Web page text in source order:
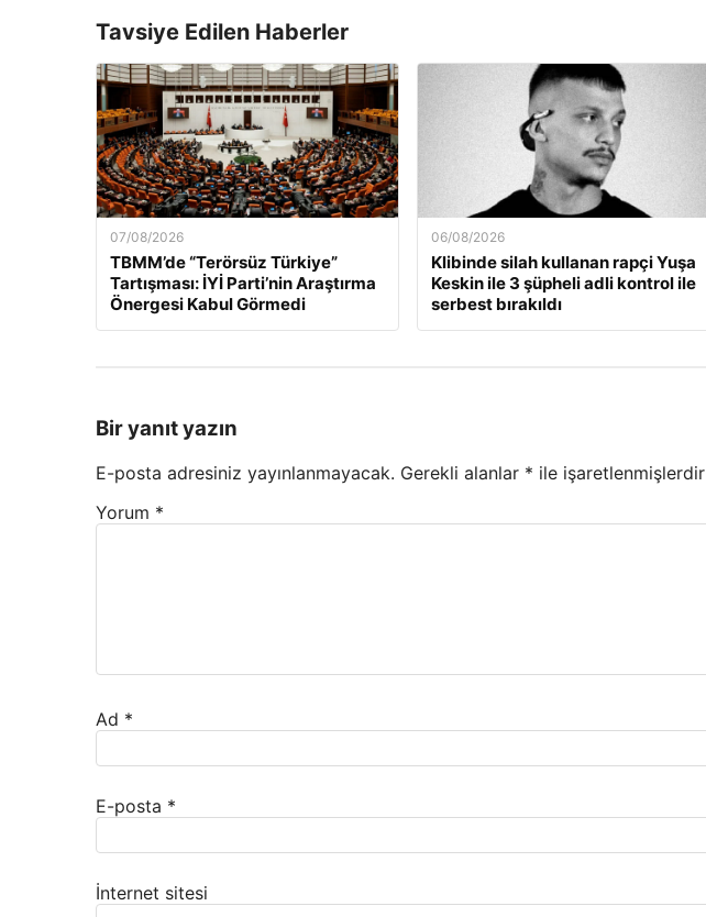
Tavsiye Edilen Haberler
07/08/2026
TBMM’de “Terörsüz Türkiye”
Tartışması: İYİ Parti’nin Araştırma
Önergesi Kabul Görmedi
06/08/2026
Klibinde silah kullanan rapçi Yuşa
Keskin ile 3 şüpheli adli kontrol ile
serbest bırakıldı
Bir yanıt yazın
E-posta adresiniz yayınlanmayacak. Gerekli alanlar * ile işaretlenmişlerdir
Yorum *
Ad *
E-posta *
İnternet sitesi